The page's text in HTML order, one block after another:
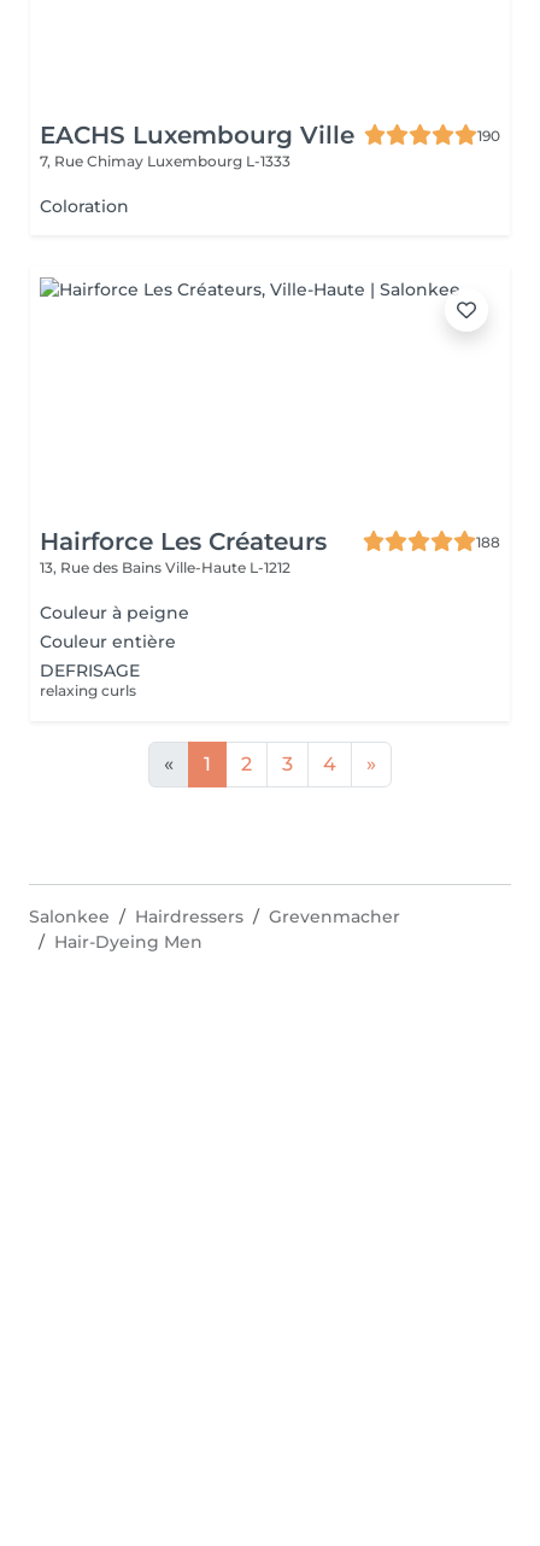
EACHS Luxembourg Ville
190
7, Rue Chimay Luxembourg L-1333
Coloration
Hairforce Les Créateurs
188
13, Rue des Bains Ville-Haute L-1212
Couleur à peigne
Couleur entière
DEFRISAGE
relaxing curls
« 1 2 3 4 »
Salonkee Hairdressers
Grevenmacher
Hair-Dyeing Men